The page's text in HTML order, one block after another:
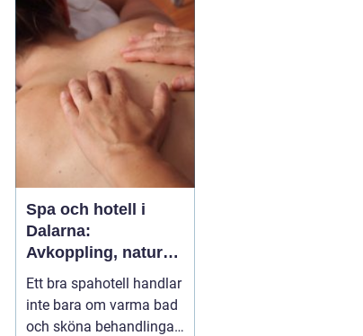
rekrytering fint...
Spa och hotell i
Dalarna:
Avkoppling, natur
och matupplevelser
i hjärtat av
landskapet
Ett bra spahotell handlar
inte bara om varma bad
och sköna behandlingar.